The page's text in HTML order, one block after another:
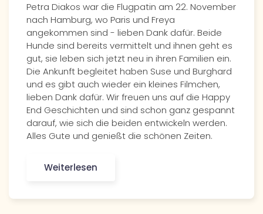
Petra Diakos war die Flugpatin am 22. November
nach Hamburg, wo Paris und Freya
angekommen sind - lieben Dank dafür. Beide
Hunde sind bereits vermittelt und ihnen geht es
gut, sie leben sich jetzt neu in ihren Familien ein.
Die Ankunft begleitet haben Suse und Burghard
und es gibt auch wieder ein kleines Filmchen,
lieben Dank dafür. Wir freuen uns auf die Happy
End Geschichten und sind schon ganz gespannt
darauf, wie sich die beiden entwickeln werden.
Alles Gute und genießt die schönen Zeiten.
Weiterlesen